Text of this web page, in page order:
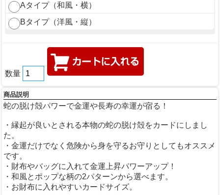
Aタイプ（和風・横）
Bタイプ（洋風・縦）
数量
商品説明
蛇の脱け殻パワーで金運や長寿の幸運が宿る！
・縁起が良いとされる本物の蛇の脱け殻をカードにしまし
た。
・金運だけでなく危険から身を守るお守りとしてもオススメ
です。
・財布やバッグに入れて金運上昇パワーアップ！
・和風とポップな柄の2パターンから選べます。
・お財布に入れやすいカードサイズ。